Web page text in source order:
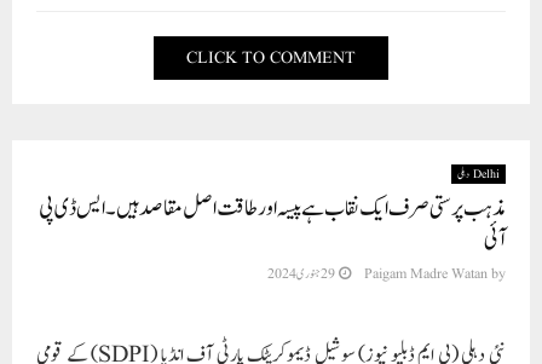
CLICK TO COMMENT
Delhi دہلی
مذہب پرستی صرف ایک نقاب ہے پیسہ اور طاقت اصل مقاصد ہیں۔ ایس ڈی پی
آئی
by
Paigam Madre Watan 29 جنوری 2024
نئی دہلی (پی ایم ڈبلیو نیوز) سوشیل ڈیموکریٹک پارٹی آف انڈیا (SDPI) کے قومی